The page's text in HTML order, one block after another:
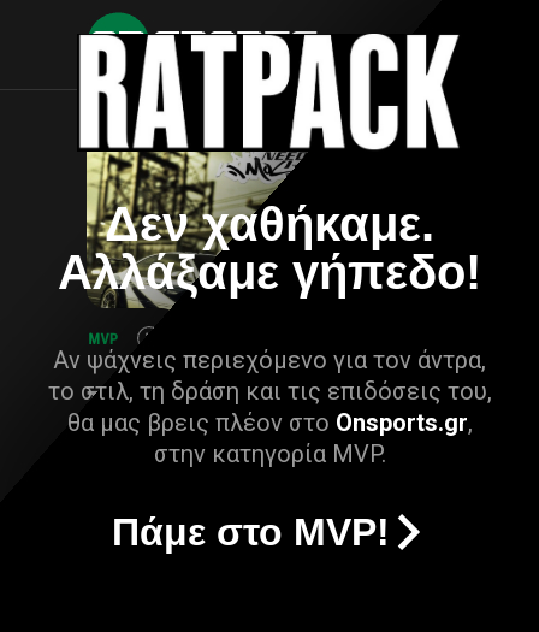
Δεν χαθήκαμε.
Αλλάξαμε γήπεδο!
Αν ψάχνεις περιεχόμενο για τον άντρα,
το στιλ, τη δράση και τις επιδόσεις του,
θα μας βρεις πλέον στο Onsports.gr,
στην κατηγορία MVP.
Πάμε στο MVP!